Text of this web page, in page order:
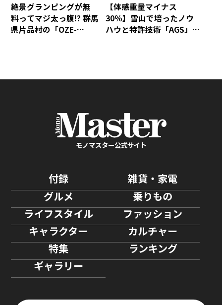
絶景グランピングが無
料ってマジ太っ腹!? 群馬
県片品村の「OZE-
【体感重量マイナス
30％】雪山で培ったノウ
ハウと特許技術「AGS」
モノマスター公式サイト
付録
雑貨・家電
グルメ
乗りもの
ライフスタイル
ファッション
キャラクター
カルチャー
特集
ランキング
ギャラリー